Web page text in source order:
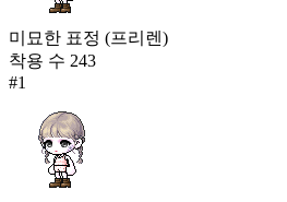
미묘한 표정 (프리렌)
착용 수 243
#1